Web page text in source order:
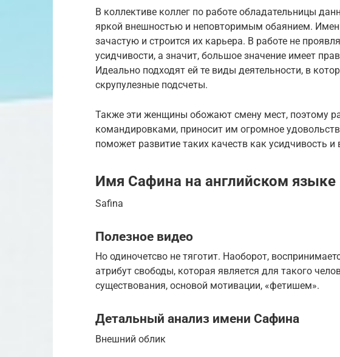
В коллективе коллег по работе обладательницы
яркой внешностью и неповторимым обаянием.
зачастую и строится их карьера. В работе не
усидчивости, а значит, большое значение имеет
Идеально подходят ей те виды деятельности, в
скрупулезные подсчеты.
Также эти женщины обожают смену мест, поэтому
командировками, приносит им огромное
поможет развитие таких качеств как усидчивость и
Имя Сафина на английском языке
Safina
Полезное видео
Но одиночетсво не тяготит. Наоборот,
атрибут свободы, которая является для такого
существования, основой мотивации, «фетишем».
Детальный анализ имени Сафина
Внешний облик